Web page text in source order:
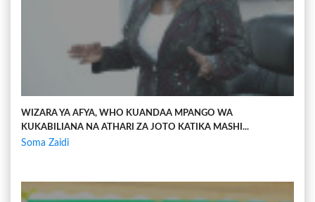
WIZARA YA AFYA, WHO KUANDAA MPANGO WA
KUKABILIANA NA ATHARI ZA JOTO KATIKA MASHI...
Soma Zaidi